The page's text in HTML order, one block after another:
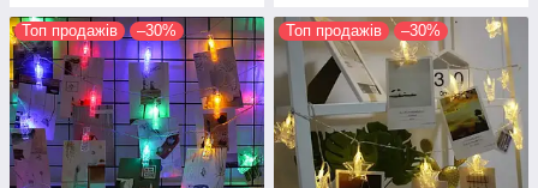
Топ продажів –30% Топ продажів –30%